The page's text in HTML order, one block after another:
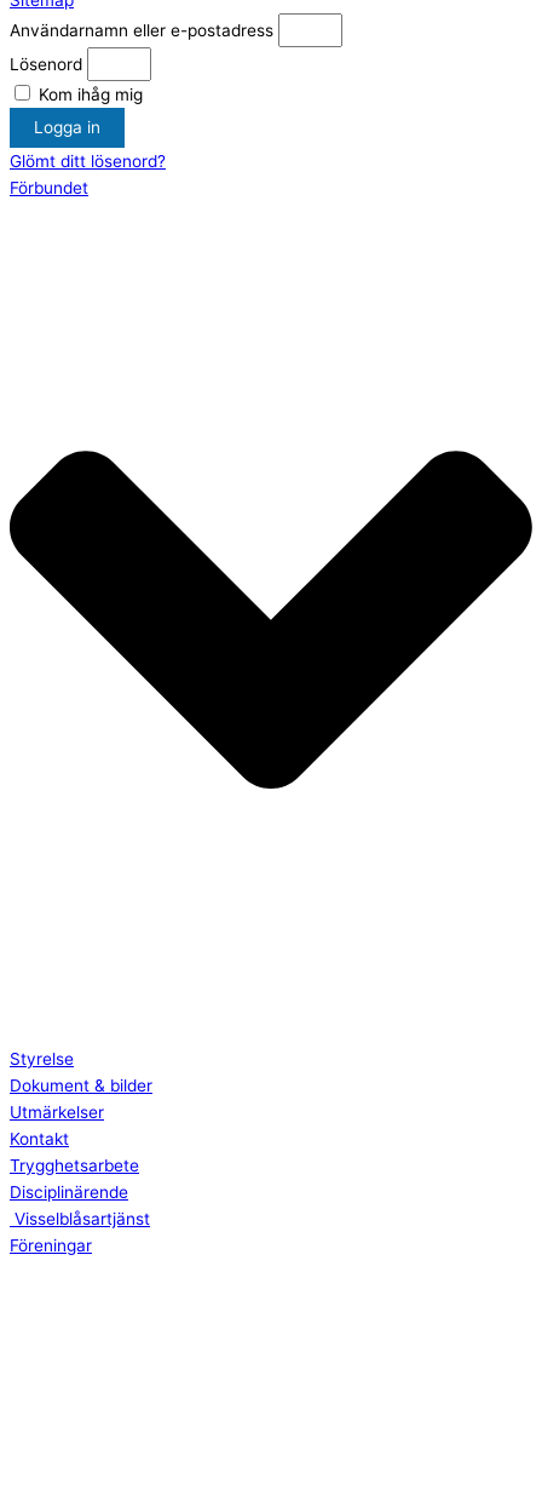
Användarnamn eller e-postadress
Lösenord
Kom ihåg mig
Logga in
Glömt ditt lösenord?
Förbundet
Styrelse
Dokument & bilder
Utmärkelser
Kontakt
Trygghetsarbete
Disciplinärende
Visselblåsartjänst
Föreningar